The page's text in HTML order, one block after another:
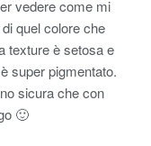
vedere come mi
quel colore che
texture è setosa e
super pigmentato.
sicura che con
🙂